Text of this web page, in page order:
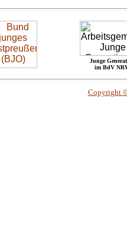
Junge
im BdV
Copyright